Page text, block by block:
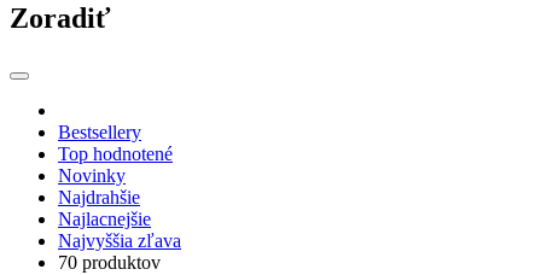
Zoradiť
Bestsellery
Top hodnotené
Novinky
Najdrahšie
Najlacnejšie
Najvyššia zľava
70 produktov